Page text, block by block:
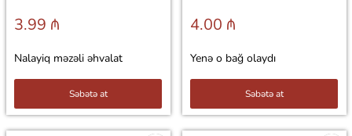
3.99 ₼
Nalayiq məzəli əhvalat
Səbətə at
4.00 ₼
Yenə o bağ olaydı
Səbətə at